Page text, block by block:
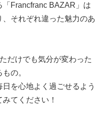
Francfranc BAZAR」は
それぞれ違った魅力のあ
だけでも気分が変わった
の。
を心地よく過ごせるよう
てください！